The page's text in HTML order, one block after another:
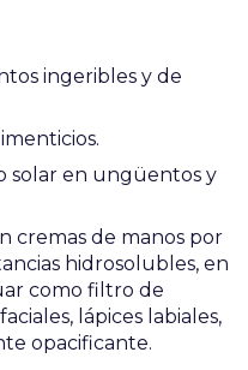
ingeribles y de
solar en ungüentos y
cremas de manos por
hidrosolubles, en
como filtro de
lápices labiales,
opacificante.